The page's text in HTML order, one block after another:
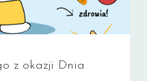
z okazji Dnia